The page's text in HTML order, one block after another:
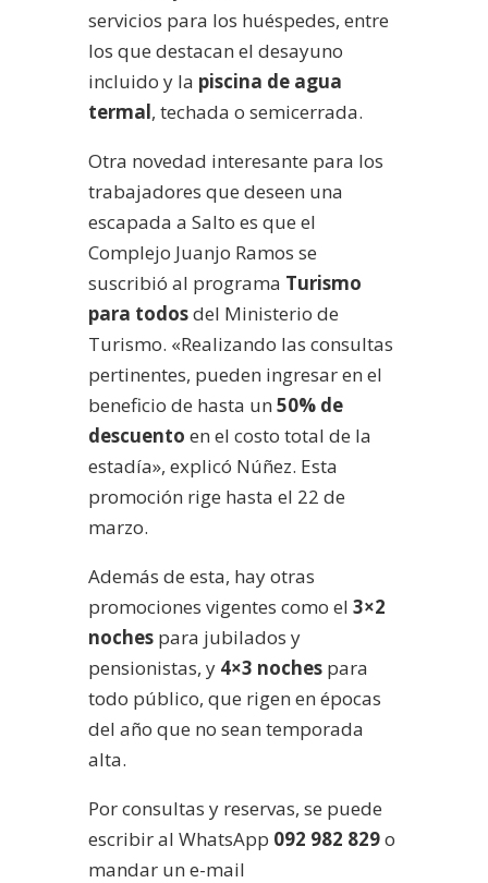
servicios para los huéspedes, entre
los que destacan el desayuno
incluido y la piscina de agua
termal, techada o semicerrada.
Otra novedad interesante para los
trabajadores que deseen una
escapada a Salto es que el
Complejo Juanjo Ramos se
suscribió al programa Turismo
para todosdel Ministerio de
Turismo. «Realizando las consultas
pertinentes, pueden ingresar en el
beneficio de hasta un 50% de
descuento en el costo total de la
estadía», explicó Núñez. Esta
promoción rige hasta el 22 de
marzo.
Además de esta, hay otras
promociones vigentes como el 3×2
nochespara jubilados y
pensionistas, y 4×3 nochespara
todo público, que rigen en épocas
del año que no sean temporada
alta.
Por consultas y reservas, se puede
escribir al WhatsApp 092 982 829o
mandar un e-mail